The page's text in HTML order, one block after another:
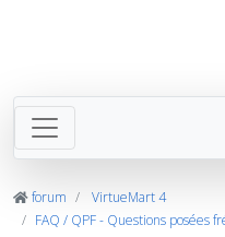
forum
VirtueMart 4
FAQ / QPF - Questions posées